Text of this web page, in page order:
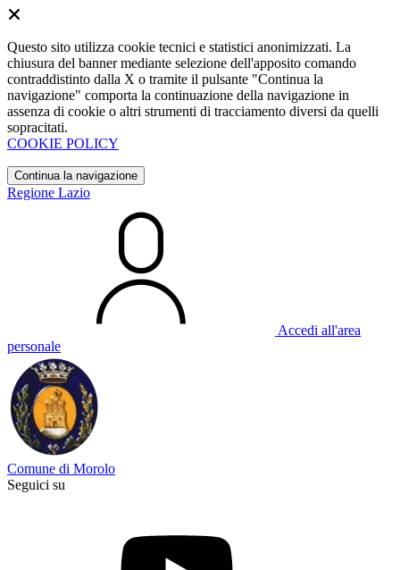
Questo sito utilizza cookie tecnici e statistici anonimizzati. La
chiusura del banner mediante selezione dell'apposito comando
contraddistinto dalla X o tramite il pulsante "Continua la
navigazione" comporta la continuazione della navigazione in
assenza di cookie o altri strumenti di tracciamento diversi da quelli
sopracitati.
COOKIE POLICY
Continua la navigazione
Regione Lazio
Accedi all'area
personale
Comune di Morolo
Seguici su